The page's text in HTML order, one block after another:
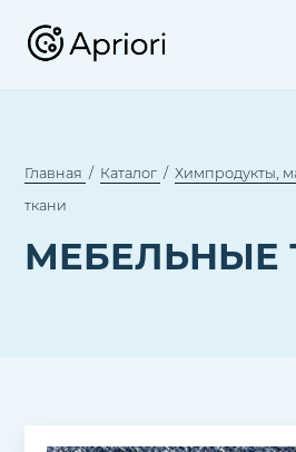
Главная Каталог Химпродукты,
ткани
МЕБЕЛЬНЫЕ